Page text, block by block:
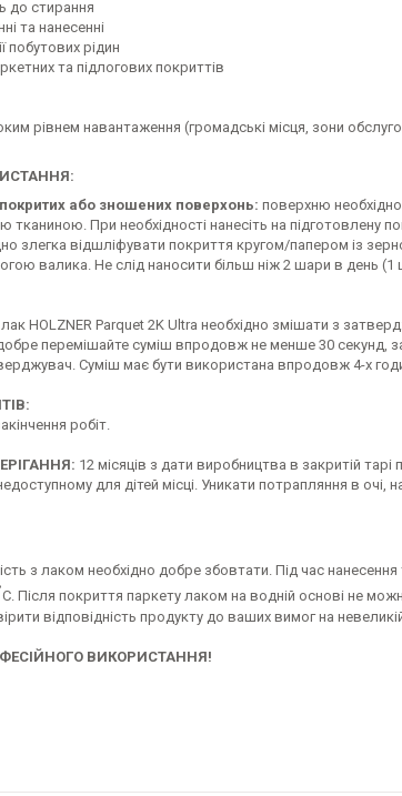
до стирання
та нанесенні
побутових рідин
та підлогових покриттів
рівнем навантаження (громадські місця, зони
або зношених поверхонь: поверхню
тканиною. При необхідності нанесіть на підготовлену
злегка відшліфувати покриття кругом/папером із
валика. Не слід наносити більш ніж 2 шари в день (1
HOLZNER Parquet 2K Ultra необхідно змішати з
перемішайте суміш впродовж не менше 30 секунд,
Суміш має бути використана впродовж 4-х
робіт.
12 місяців з дати виробництва в закритій
для дітей місці. Уникати потрапляння в очі,
з лаком необхідно добре збовтати. Під час
С. Після покриття паркету лаком на водній основі не
відповідність продукту до ваших вимог на невеликій
ВИКОРИСТАННЯ!